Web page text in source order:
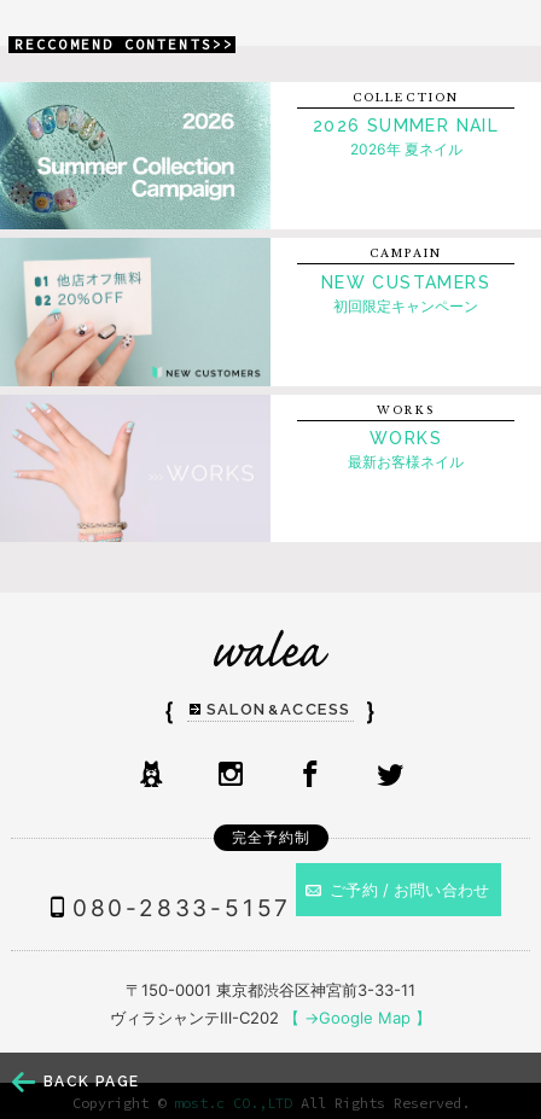
RECCOMEND CONTENTS>>
COLLECTION
2026 SUMMER NAIL
2026年 夏ネイル
CAMPAIN
NEW CUSTAMERS
初回限定キャンペーン
WORKS
WORKS
最新お客様ネイル
｛ SALON &ACCESS ｝
完全予約制
080-2833-5157
ご予約 / お問い合わせ
〒150-0001 東京都渋谷区神宮前3-33-11
ヴィラシャンテⅢ-C202
【 →Google Map 】
Copyright © most.c CO.,LTDAll Rights Reserved.
BACK PAGE